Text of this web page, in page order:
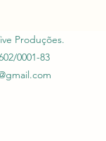
Produções.
/0001-83